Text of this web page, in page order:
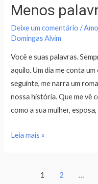
Menos
Deixe um comentário /
Domingas Alvim
Você e suas palavras.
aquilo. Um dia me conta
seguinte, me narra um
nossa história. Que me vê
como a sua mulher,
Leia mais »
1 2 …